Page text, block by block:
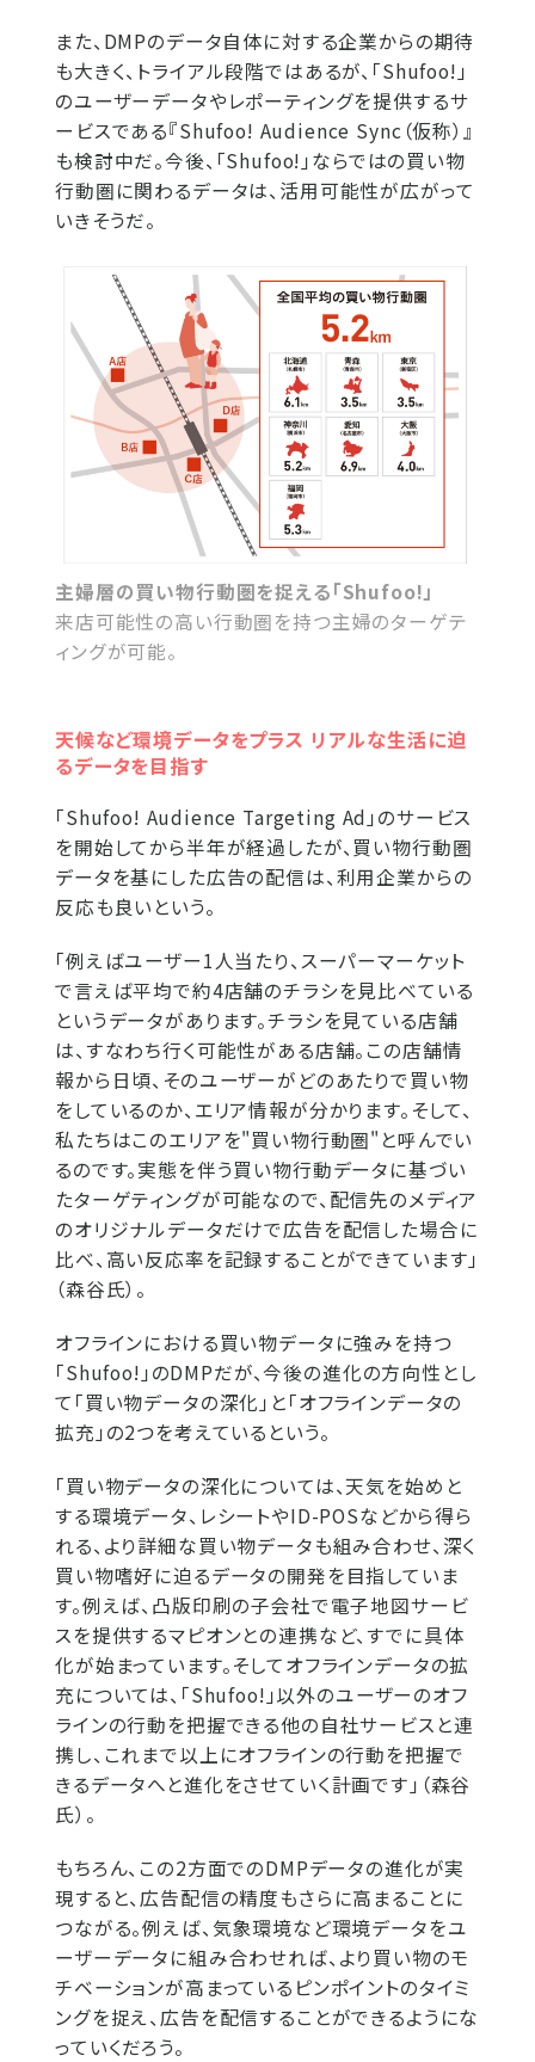
また、DMPのデータ自体に対する企業からの期待
も大きく、トライアル段階ではあるが、「Shufoo!」
のユーザーデータやレポーティングを提供するサ
ービスである『Shufoo! Audience Sync（仮称）』
も検討中だ。今後、「Shufoo!」ならではの買い物
行動圏に関わるデータは、活用可能性が広がって
いきそうだ。
主婦層の買い物行動圏を捉える「Shufoo!」
来店可能性の高い行動圏を持つ主婦のターゲテ
ィングが可能。
天候など環境データをプラス リアルな生活に迫
るデータを目指す
「Shufoo! Audience Targeting Ad」のサービス
を開始してから半年が経過したが、買い物行動圏
データを基にした広告の配信は、利用企業からの
反応も良いという。
「例えばユーザー1人当たり、スーパーマーケット
で言えば平均で約4店舗のチラシを見比べている
というデータがあります。チラシを見ている店舗
は、すなわち行く可能性がある店舗。この店舗情
報から日頃、そのユーザーがどのあたりで買い物
をしているのか、エリア情報が分かります。そして、
私たちはこのエリアを"買い物行動圏"と呼んでい
るのです。実態を伴う買い物行動データに基づい
たターゲティングが可能なので、配信先のメディア
のオリジナルデータだけで広告を配信した場合に
比べ、高い反応率を記録することができています」
（森谷氏）。
オフラインにおける買い物データに強みを持つ
「Shufoo!」のDMPだが、今後の進化の方向性とし
て「買い物データの深化」と「オフラインデータの
拡充」の2つを考えているという。
「買い物データの深化については、天気を始めと
する環境データ、レシートやID-POSなどから得ら
れる、より詳細な買い物データも組み合わせ、深く
買い物嗜好に迫るデータの開発を目指していま
す。例えば、凸版印刷の子会社で電子地図サービ
スを提供するマピオンとの連携など、すでに具体
化が始まっています。そしてオフラインデータの拡
充については、「Shufoo!」以外のユーザーのオフ
ラインの行動を把握できる他の自社サービスと連
携し、これまで以上にオフラインの行動を把握で
きるデータへと進化をさせていく計画です」（森谷
氏）。
もちろん、この2方面でのDMPデータの進化が実
現すると、広告配信の精度もさらに高まることに
つながる。例えば、気象環境など環境データをユ
ーザーデータに組み合わせれば、より買い物のモ
チベーションが高まっているピンポイントのタイミ
ングを捉え、広告を配信することができるようにな
っていくだろう。